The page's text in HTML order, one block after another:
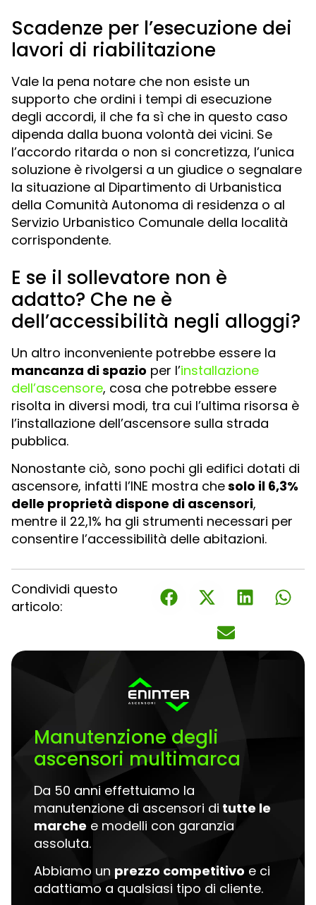
Scadenze per l’esecuzione dei
lavori di riabilitazione
Vale la pena notare che non esiste un
supporto che ordini i tempi di esecuzione
degli accordi, il che fa sì che in questo caso
dipenda dalla buona volontà dei vicini. Se
l’accordo ritarda o non si concretizza, l’unica
soluzione è rivolgersi a un giudice o segnalare
la situazione al Dipartimento di Urbanistica
della Comunità Autonoma di residenza o al
Servizio Urbanistico Comunale della località
corrispondente.
E se il sollevatore non è
adatto? Che ne è
dell’accessibilità negli alloggi?
Un altro inconveniente potrebbe essere la
mancanza di spazio per l’installazione
dell’ascensore, cosa che potrebbe essere
risolta in diversi modi, tra cui l’ultima risorsa è
l’installazione dell’ascensore sulla strada
pubblica.
Nonostante ciò, sono pochi gli edifici dotati di
ascensore, infatti l’INE mostra chesolo il 6,3%
delle proprietà dispone di ascensori,
mentre il 22,1% ha gli strumenti necessari per
consentire l’accessibilità delle abitazioni.
Condividi questo
articolo:
Manutenzione degli
ascensori multimarca
Da 50 anni effettuiamo la
manutenzione di ascensori di tutte le
marche e modelli con garanzia
assoluta.
Abbiamo un prezzo competitivo e ci
adattiamo a qualsiasi tipo di cliente.